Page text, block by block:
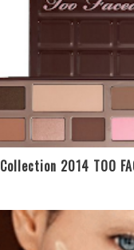
Collection 2014 TOO